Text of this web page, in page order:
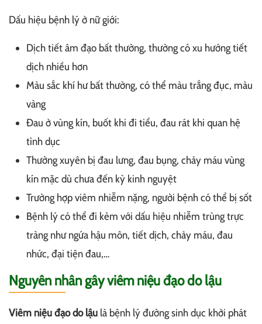
Dấu hiệu bệnh lý ở nữ giới:
Dịch tiết âm đạo bất thường, thường có xu hướng tiết
dịch nhiều hơn
Màu sắc khí hư bất thường, có thể màu trắng đục, màu
vàng
Đau ở vùng kín, buốt khi đi tiểu, đau rát khi quan hệ
tình dục
Thường xuyên bị đau lưng, đau bụng, chảy máu vùng
kín mặc dù chưa đến kỳ kinh nguyệt
Trường hợp viêm nhiễm nặng, người bệnh có thể bị sốt
Bệnh lý có thể đi kèm với dấu hiệu nhiễm trùng trực
tràng như ngứa hậu môn, tiết dịch, chảy máu, đau
nhức, đại tiện đau,…
Nguyên nhân gây viêm niệu đạo do lậu
Viêm niệu đạo do lậu là bệnh lý đường sinh dục khởi phát